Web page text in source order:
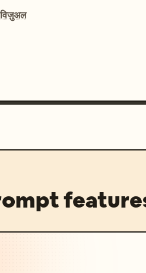
विज़ुअल